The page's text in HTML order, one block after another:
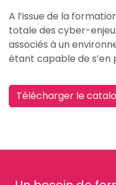
A l’issue de la
totale des cyber-
associés à un
étant capable de s’en
Télécharger le